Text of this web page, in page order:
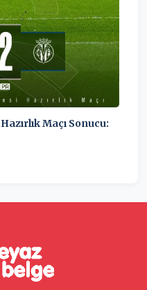
Maçı Sonucu: